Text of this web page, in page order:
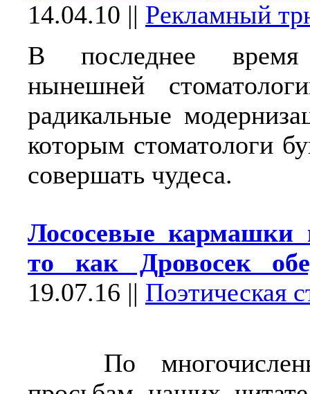
14.04.10 || Рекламный
В последнее
нынешней
радикальные
которым стоматологи
совершать чудеса.
Лососевые кармашки
то как Дровосек
19.07.16 || Поэтическая
По